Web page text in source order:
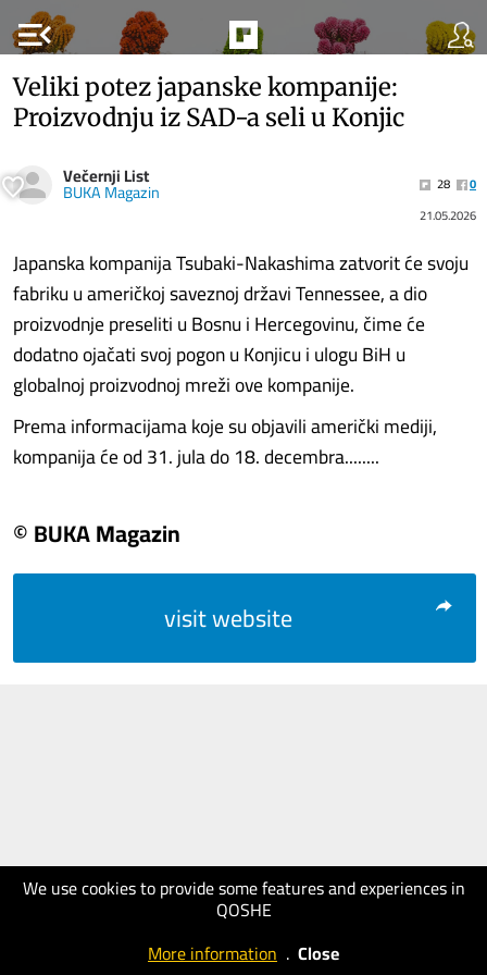
menu_open
We use cookies to provide some features and experiences in
QOSHE
More information . Close
Veliki potez japanske kompanije:
Proizvodnju iz SAD-a seli u Konjic
Večernji List
BUKA Magazin 28
0
21.05.2026
Japanska kompanija Tsubaki-Nakashima zatvorit će svoju
fabriku u američkoj saveznoj državi Tennessee, a dio
proizvodnje preseliti u Bosnu i Hercegovinu, čime će
dodatno ojačati svoj pogon u Konjicu i ulogu BiH u
globalnoj proizvodnoj mreži ove kompanije.
Prema informacijama koje su objavili američki mediji,
kompanija će od 31. jula do 18. decembra........
© BUKA Magazin
visit website